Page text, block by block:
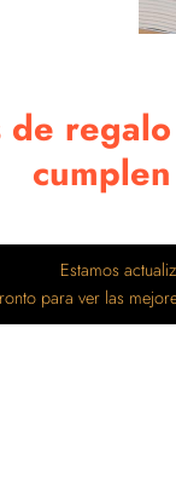
de
Estamos
para ver las